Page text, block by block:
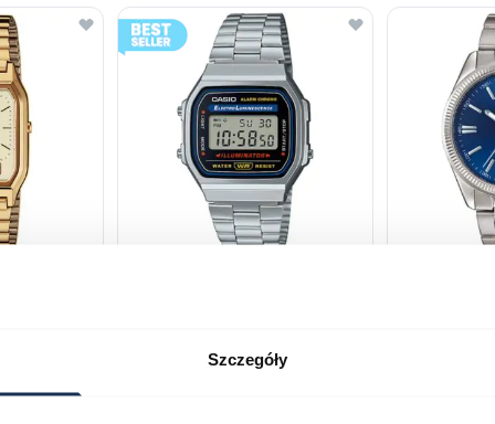
Szczegóły
tabulacji. Możesz pominąć karuzelę lub przejść
199,00 zł